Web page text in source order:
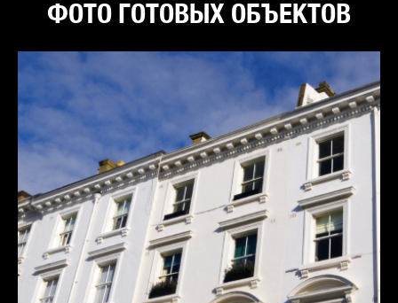
ФОТО ГОТОВЫХ ОБЪЕКТОВ